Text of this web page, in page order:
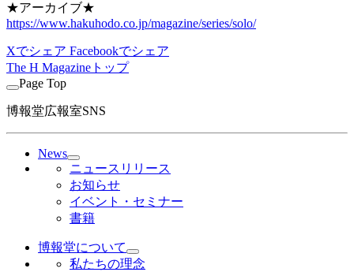
★アーカイブ★
https://www.hakuhodo.co.jp/magazine/series/solo/
Xでシェア Facebookでシェア
The H Magazineトップ
Page Top
博報堂広報室SNS
News
ニュースリリース
お知らせ
イベント・セミナー
書籍
博報堂について
私たちの理念